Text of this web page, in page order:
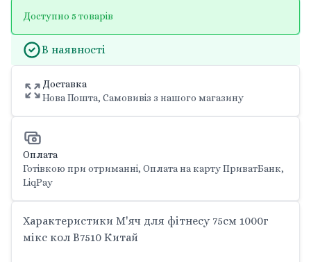
Доступно 5 товарів
В наявності
Доставка
Нова Пошта, Самовивіз з нашого магазину
Оплата
Готівкою при отриманні, Оплата на карту ПриватБанк,
LiqPay
Характеристики М'яч для фітнесу 75см 1000г
мікс кол B7510 Китай